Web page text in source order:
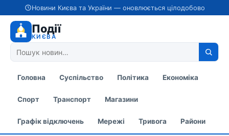
Новини Києва та України — оновлюється цілодобово
Події
КИЄВА
Головна Суспільство Політика Економіка
Спорт Транспорт Магазини
Графік відключень Мережі Тривога Райони